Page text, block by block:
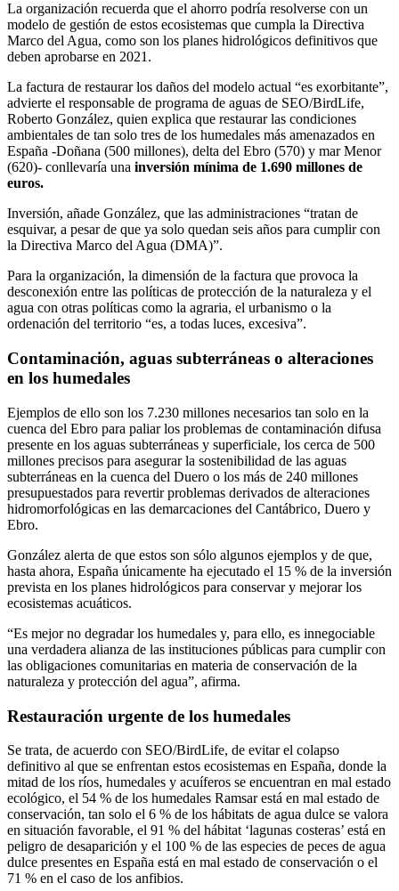
La organización recuerda que el ahorro podría resolverse con un
modelo de gestión de estos ecosistemas que cumpla la Directiva
Marco del Agua, como son los planes hidrológicos definitivos que
deben aprobarse en 2021.
La factura de restaurar los daños del modelo actual “es exorbitante”,
advierte el responsable de programa de aguas de SEO/BirdLife,
Roberto González, quien explica que restaurar las condiciones
ambientales de tan solo tres de los humedales más amenazados en
España -Doñana (500 millones), delta del Ebro (570) y mar Menor
(620)- conllevaría una inversión mínima de 1.690 millones de
euros.
Inversión, añade González, que las administraciones “tratan de
esquivar, a pesar de que ya solo quedan seis años para cumplir con
la Directiva Marco del Agua (DMA)”.
Para la organización, la dimensión de la factura que provoca la
desconexión entre las políticas de protección de la naturaleza y el
agua con otras políticas como la agraria, el urbanismo o la
ordenación del territorio “es, a todas luces, excesiva”.
Contaminación, aguas subterráneas o alteraciones
en los humedales
Ejemplos de ello son los 7.230 millones necesarios tan solo en la
cuenca del Ebro para paliar los problemas de contaminación difusa
presente en los aguas subterráneas y superficiale, los cerca de 500
millones precisos para asegurar la sostenibilidad de las aguas
subterráneas en la cuenca del Duero o los más de 240 millones
presupuestados para revertir problemas derivados de alteraciones
hidromorfológicas en las demarcaciones del Cantábrico, Duero y
Ebro.
González alerta de que estos son sólo algunos ejemplos y de que,
hasta ahora, España únicamente ha ejecutado el 15 % de la inversión
prevista en los planes hidrológicos para conservar y mejorar los
ecosistemas acuáticos.
“Es mejor no degradar los humedales y, para ello, es innegociable
una verdadera alianza de las instituciones públicas para cumplir con
las obligaciones comunitarias en materia de conservación de la
naturaleza y protección del agua”, afirma.
Restauración urgente de los humedales
Se trata, de acuerdo con SEO/BirdLife, de evitar el colapso
definitivo al que se enfrentan estos ecosistemas en España, donde la
mitad de los ríos, humedales y acuíferos se encuentran en mal estado
ecológico, el 54 % de los humedales Ramsar está en mal estado de
conservación, tan solo el 6 % de los hábitats de agua dulce se valora
en situación favorable, el 91 % del hábitat ‘lagunas costeras’ está en
peligro de desaparición y el 100 % de las especies de peces de agua
dulce presentes en España está en mal estado de conservación o el
71 % en el caso de los anfibios.